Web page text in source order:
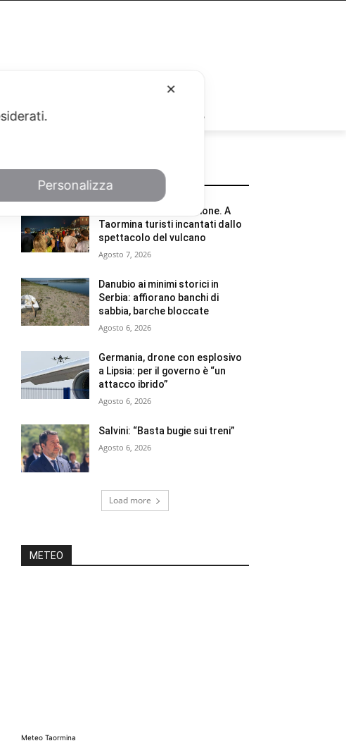
L’Etna di nuovo in eruzione. A
Taormina turisti incantati dallo
spettacolo del vulcano
Agosto 7, 2026
Danubio ai minimi storici in
Serbia: affiorano banchi di
sabbia, barche bloccate
Agosto 6, 2026
Germania, drone con esplosivo
a Lipsia: per il governo è “un
attacco ibrido”
Agosto 6, 2026
Salvini: “Basta bugie sui treni”
Agosto 6, 2026
Load more
METEO
Meteo Taormina
✕
Personalizza